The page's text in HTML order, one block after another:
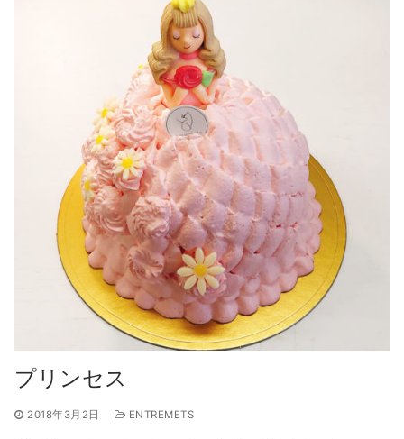
プリンセス
2018年3月2日 ENTREMETS